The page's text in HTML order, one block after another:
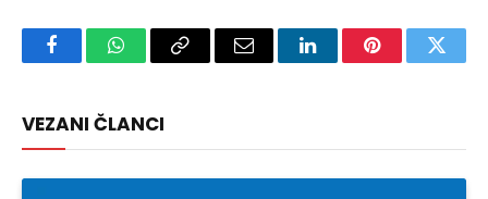
FacebookWhatsAppCopy
Email LinkedInPinterest
VEZANI ČLANCI